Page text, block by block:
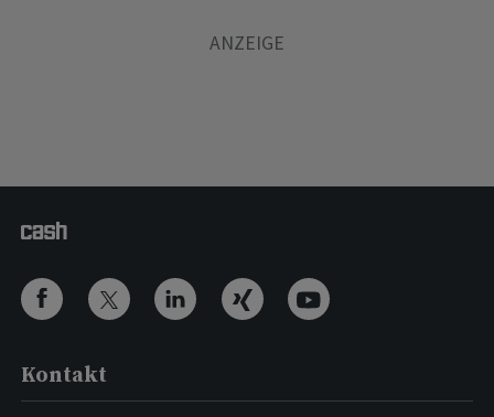
Kontakt